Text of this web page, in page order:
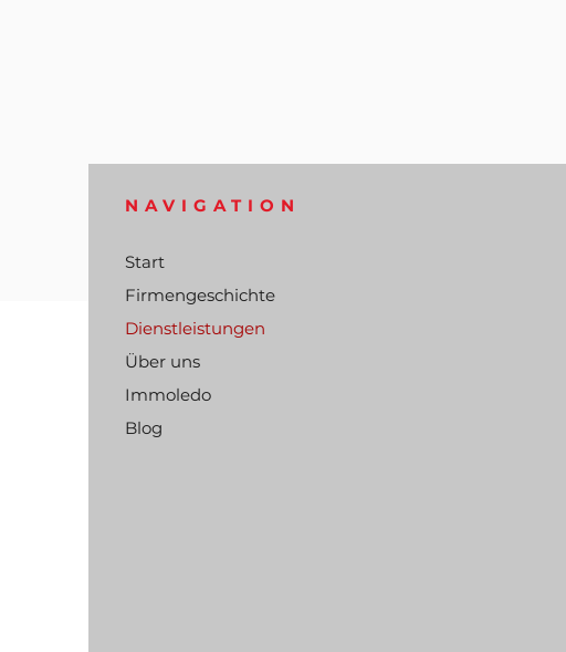
NAVIGATION
Start
Firmengeschichte
Dienstleistungen
Über uns
Immoledo
Blog